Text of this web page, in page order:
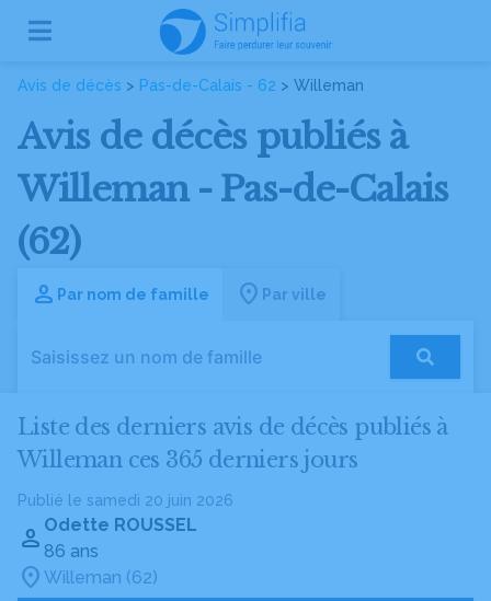
Avis de décès > Pas-de-Calais - 62 > Willeman
Avis de décès publiés à
Willeman - Pas-de-Calais
(62)
Par nom de famille Par ville
Liste des derniers avis de décès publiés à
Willeman ces 365 derniers jours
Publié le samedi 20 juin 2026
Odette ROUSSEL
86 ans
Willeman (62)